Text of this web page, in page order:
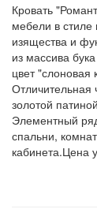
Кровать
мебели в стиле
изящества и
из массива
цвет "слоновая
Отличительная
золотой
Элементный
спальни,
кабинета.Цена